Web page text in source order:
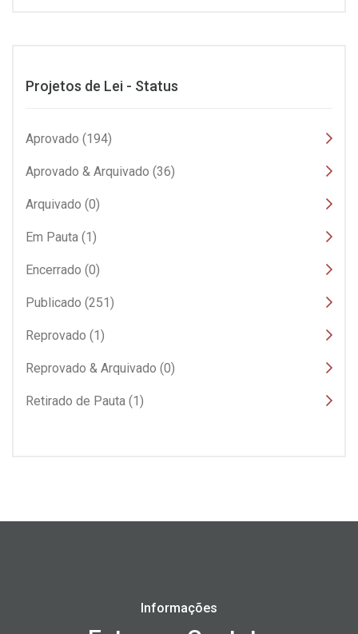
Projetos de Lei - Status
Aprovado (194)
Aprovado & Arquivado (36)
Arquivado (0)
Em Pauta (1)
Encerrado (0)
Publicado (251)
Reprovado (1)
Reprovado & Arquivado (0)
Retirado de Pauta (1)
Informações